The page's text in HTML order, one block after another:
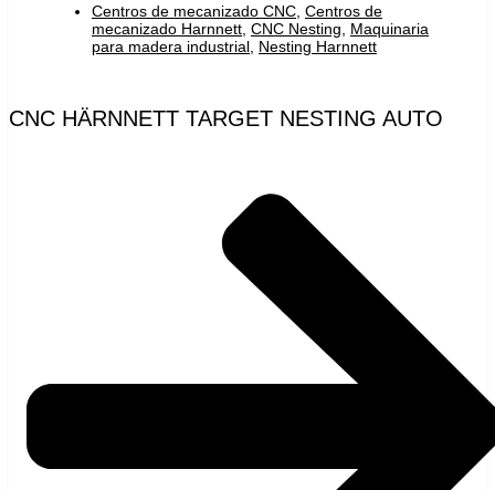
Centros de mecanizado CNC Centros de
mecanizado Harnnett CNC Nesting
Maquinaria
para madera industrial Nesting Harnnett
CNC HÄRNNETT TARGET NESTING AUTO